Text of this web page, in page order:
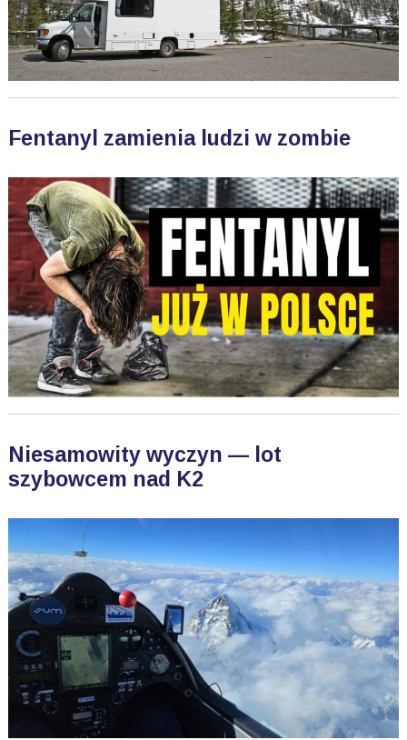
Fentanyl zamienia ludzi w zombie
Niesamowity wyczyn — lot
szybowcem nad K2